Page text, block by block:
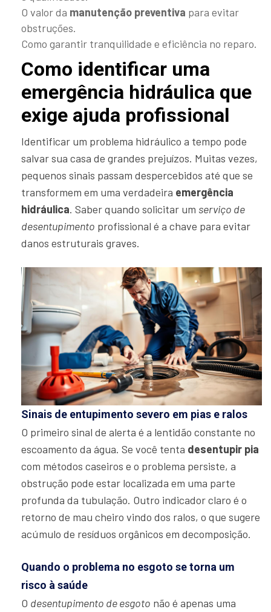
O valor da manutenção preventiva para evitar
obstruções.
Como garantir tranquilidade e eficiência no reparo.
Como identificar uma
emergência hidráulica que
exige ajuda profissional
Identificar um problema hidráulico a tempo pode
salvar sua casa de grandes prejuízos. Muitas vezes,
pequenos sinais passam despercebidos até que se
transformem em uma verdadeira emergência
hidráulica. Saber quando solicitar um serviço de
desentupimento profissional é a chave para evitar
danos estruturais graves.
Sinais de entupimento severo em pias e ralos
O primeiro sinal de alerta é a lentidão constante no
escoamento da água. Se você tenta desentupir pia
com métodos caseiros e o problema persiste, a
obstrução pode estar localizada em uma parte
profunda da tubulação. Outro indicador claro é o
retorno de mau cheiro vindo dos ralos, o que sugere
acúmulo de resíduos orgânicos em decomposição.
Quando o problema no esgoto se torna um
risco à saúde
O desentupimento de esgoto não é apenas uma